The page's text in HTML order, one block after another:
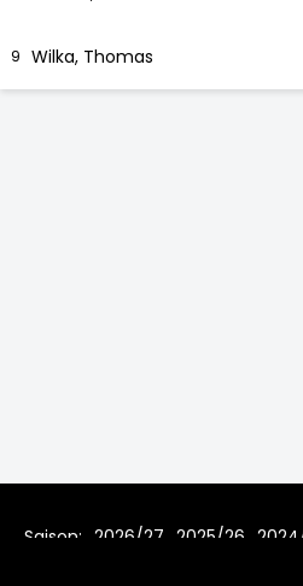
9 Wilka, Thomas
Saison: 2026/27 2025/26